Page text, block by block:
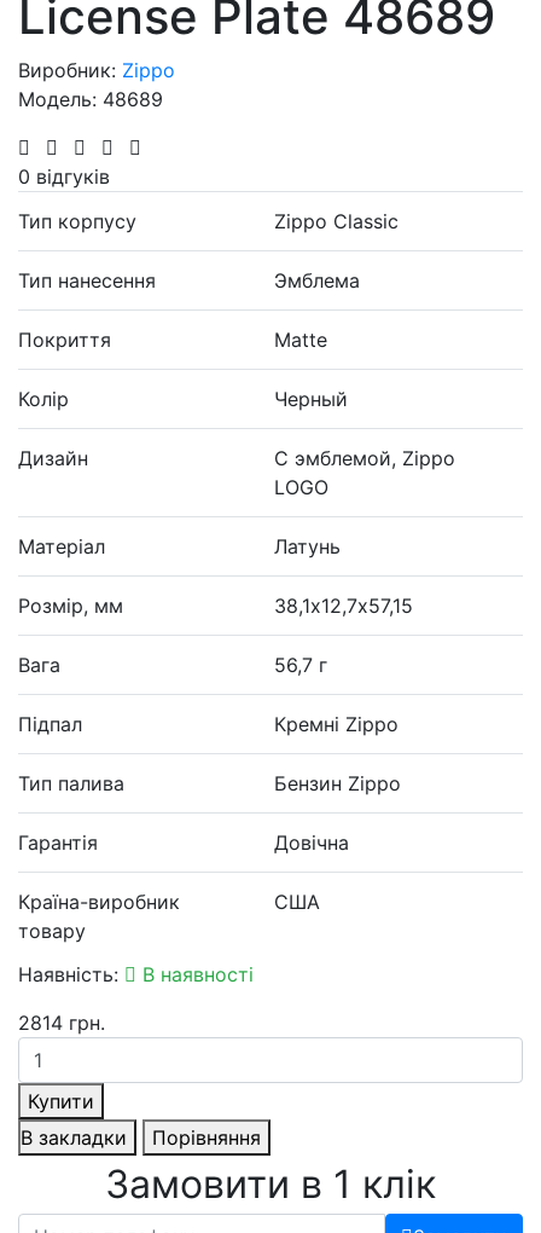
License Plate 48689
Виробник: Zippo
Модель: 48689
0 відгуків
Тип корпусу
Zippo Classic
Тип нанесення Эмблема
Покриття Matte
Колір Черный
Дизайн
С эмблемой, Zippo
LOGO
Матеріал Латунь
Розмір, мм 38,1х12,7х57,15
Вага 56,7 г
Підпал Кремні Zippo
Тип палива Бензин Zippo
Гарантія Довічна
Країна-виробник
товару
США
Наявність:
В наявності
2814 грн.
Купити
В закладки
Порівняння
Замовити в 1 клік